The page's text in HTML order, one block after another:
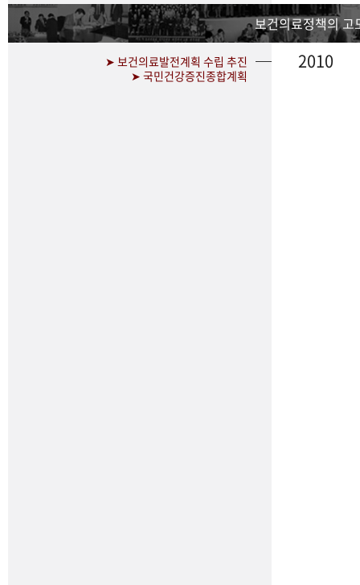
보건의료정책의 고
➤ 보건의료발전계획 수립 추진
➤ 국민건강증진종합계획
2010